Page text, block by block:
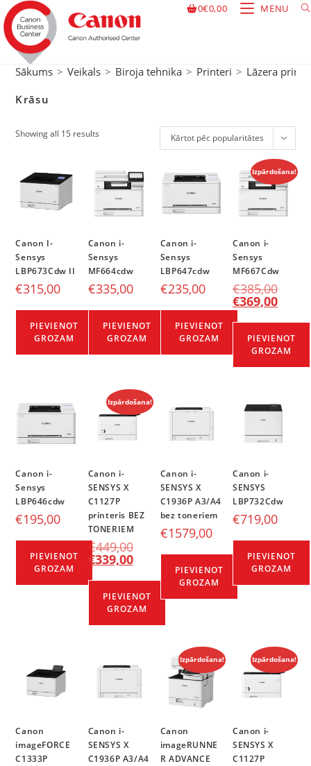
0€0,00 MENU
Sākums > Veikals > Biroja tehnika > Printeri > Lāzera
Krāsu
Showing all 15 results Kārtot pēc popularitātes
Canon I-
Sensys
LBP673Cdw II
€315,00
PIEVIENOT
GROZAM
Canon i-
Sensys
MF664cdw
€335,00
PIEVIENOT
GROZAM
Canon i-
Sensys
LBP647cdw
€235,00
PIEVIENOT
GROZAM
Izpārdošana!
Canon i-
Sensys
MF667Cdw
€385,00
€369,00
PIEVIENOT
GROZAM
Canon i-
Sensys
LBP646cdw
€195,00
PIEVIENOT
GROZAM
Izpārdošana!
Canon i-
SENSYS X
C1127P
printeris BEZ
TONERIEM
€449,00
€339,00
PIEVIENOT
GROZAM
Canon i-
SENSYS X
C1936P A3/A4
bez toneriem
€1579,00
PIEVIENOT
GROZAM
Canon i-
SENSYS
LBP732Cdw
€719,00
PIEVIENOT
GROZAM
Canon
imageFORCE
C1333P
Canon i-
SENSYS X
C1936P A3/A4
Izpārdošana!
Canon
imageRUNNE
R ADVANCE
Izpārdošana!
Canon i-
SENSYS X
C1127P